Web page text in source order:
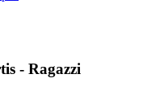
- Ragazzi